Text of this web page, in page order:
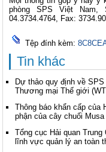
phòng SPS Việt
04.3734.4764, Fax:
Tệp đính kèm:
Tin khác
Dự thảo quy định về
Thương mại Thế giới
Thông báo khẩn cấp của
phận của cây chuối
Tổng cục Hải quan
lĩnh vực quản lý an toàn